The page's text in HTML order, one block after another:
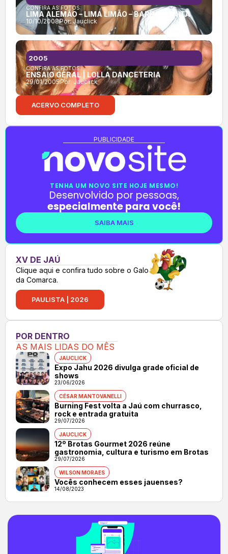
CONFIRA AS FOTOS:
LIMA ALEMÃO – LIMA LIMÃO – BARRA BONITA
10/10/2008Por:Jauclick
CONFIRA AS FOTOS:
ENSAIO GERAL | LOLLA DANCETERIA
29/01/2005Por: Jauclick
2005
ACERVO COMPLETO
PUBLICIDADE
TENHA UM NOVO SITE HOJE MESMO!
Desenvolvido por pessoas,
especialmente para você!
SAIBA MAIS
XV DE JAÚ
Clique aqui e confira tudo sobre o Galo
da Comarca.
PAULISTA | 2026
POR DENTRO
AS MAIS LIDAS DO MÊS
JAUCLICK
Expo Jahu 2026 divulga grade oficial de
shows
23/06/2026
CÉSAR MANTOVANELLI
Burning Fest volta a Jaú com churrasco,
rock e entrada gratuita
29/07/2026
JAUCLICK
12º Brotas Gourmet 2026 reúne
gastronomia, cultura e turismo em Brotas
29/07/2026
WILSON MORAES
Vocês conhecem esses jauenses?
14/08/2023